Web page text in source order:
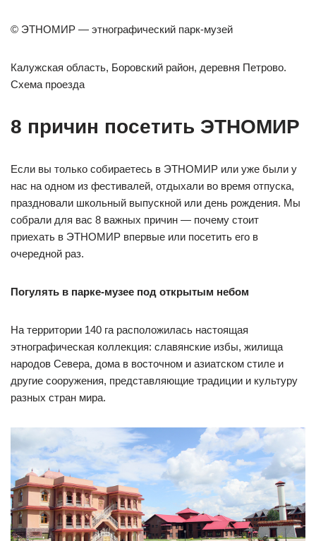
© ЭТНОМИР — этнографический парк-музей
Калужская область, Боровский район, деревня Петрово.
Схема проезда
8 причин посетить ЭТНОМИР
Если вы только собираетесь в ЭТНОМИР или уже были у
нас на одном из фестивалей, отдыхали во время отпуска,
праздновали школьный выпускной или день рождения. Мы
собрали для вас 8 важных причин — почему стоит
приехать в ЭТНОМИР впервые или посетить его в
очередной раз.
Погулять в парке-музее под открытым небом
На территории 140 га расположилась настоящая
этнографическая коллекция: славянские избы, жилища
народов Севера, дома в восточном и азиатском стиле и
другие сооружения, представляющие традиции и культуру
разных стран мира.